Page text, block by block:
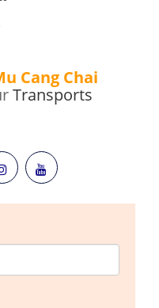
Cang Chai
Transports